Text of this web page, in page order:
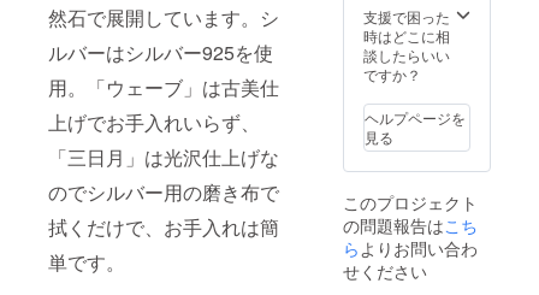
然石で展開しています。シ
ルバーはシルバー925を使
用。「ウェーブ」は古美仕
上げでお手入れいらず、
「三日月」は光沢仕上げな
のでシルバー用の磨き布で
拭くだけで、お手入れは簡
単です。
期が遅
れる可
能性が
ござい
クリス
マスま
でにお
届けを
の場合
は、11
月20日
（土）
お申し
込みく
ださ
い。 ＊
ご注文
支援で困った
時はどこに相
談したらいい
ですか？
ヘルプページを
見る
このプロジェクト
の問題報告はこち
ら よりお問い合わ
せください